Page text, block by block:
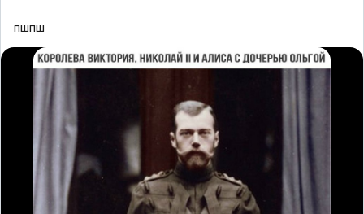
пшпш